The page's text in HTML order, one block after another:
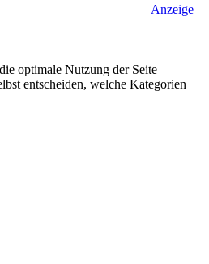
optimale Nutzung der Seite
entscheiden, welche Kategorien
Anzeige